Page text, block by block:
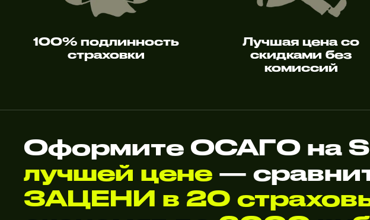
100% подлинность
страховки
Лучшая цена со
скидками без
комиссий
Оформите ОСАГО на
лучшей цене —
ЗАЦЕНИ в 20